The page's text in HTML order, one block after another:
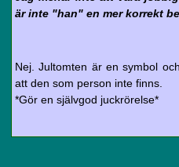
är inte "han" en mer korrekt
Nej. Jultomten är en symbol
att den som person inte finns.
*Gör en självgod juckrörelse*